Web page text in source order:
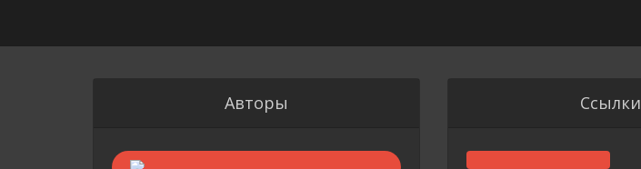
Авторы Ссылки